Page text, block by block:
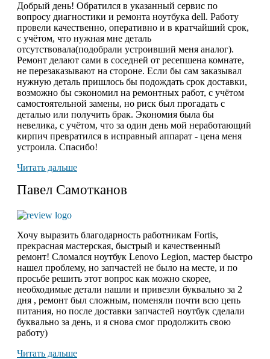
Добрый день! Обратился в указанный сервис по
вопросу диагностики и ремонта ноутбука dell. Работу
провели качественно, оперативно и в кратчайший срок,
с учётом, что нужная мне деталь
отсутствовала(подобрали устроивший меня аналог).
Ремонт делают сами в соседней от ресепшена комнате,
не перезаказывают на стороне. Если бы сам заказывал
нужную деталь пришлось бы подождать срок доставки,
возможно бы сэкономил на ремонтных работ, с учётом
самостоятельной замены, но риск был прогадать с
деталью или получить брак. Экономия была бы
невелика, с учётом, что за один день мой неработающий
кирпич превратился в исправный аппарат - цена меня
устроила. Спасибо!
Читать дальше
Павел Самотканов
Хочу выразить благодарность работникам Fortis,
прекрасная мастерская, быстрый и качественный
ремонт! Сломался ноутбук Lenovo Legion, мастер быстро
нашел проблему, но запчастей не было на месте, и по
просьбе решить этот вопрос как можно скорее,
необходимые детали нашли и привезли буквально за 2
дня , ремонт был сложным, поменяли почти всю цепь
питания, но после доставки запчастей ноутбук сделали
буквально за день, и я снова смог продолжить свою
работу)
Читать дальше